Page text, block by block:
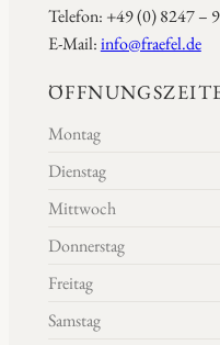
Telefon: +49 (0) 8247 –
E-Mail:info@fraefel.de
Montag
Dienstag
Mittwoch
Donnerstag
Freitag
Samstag